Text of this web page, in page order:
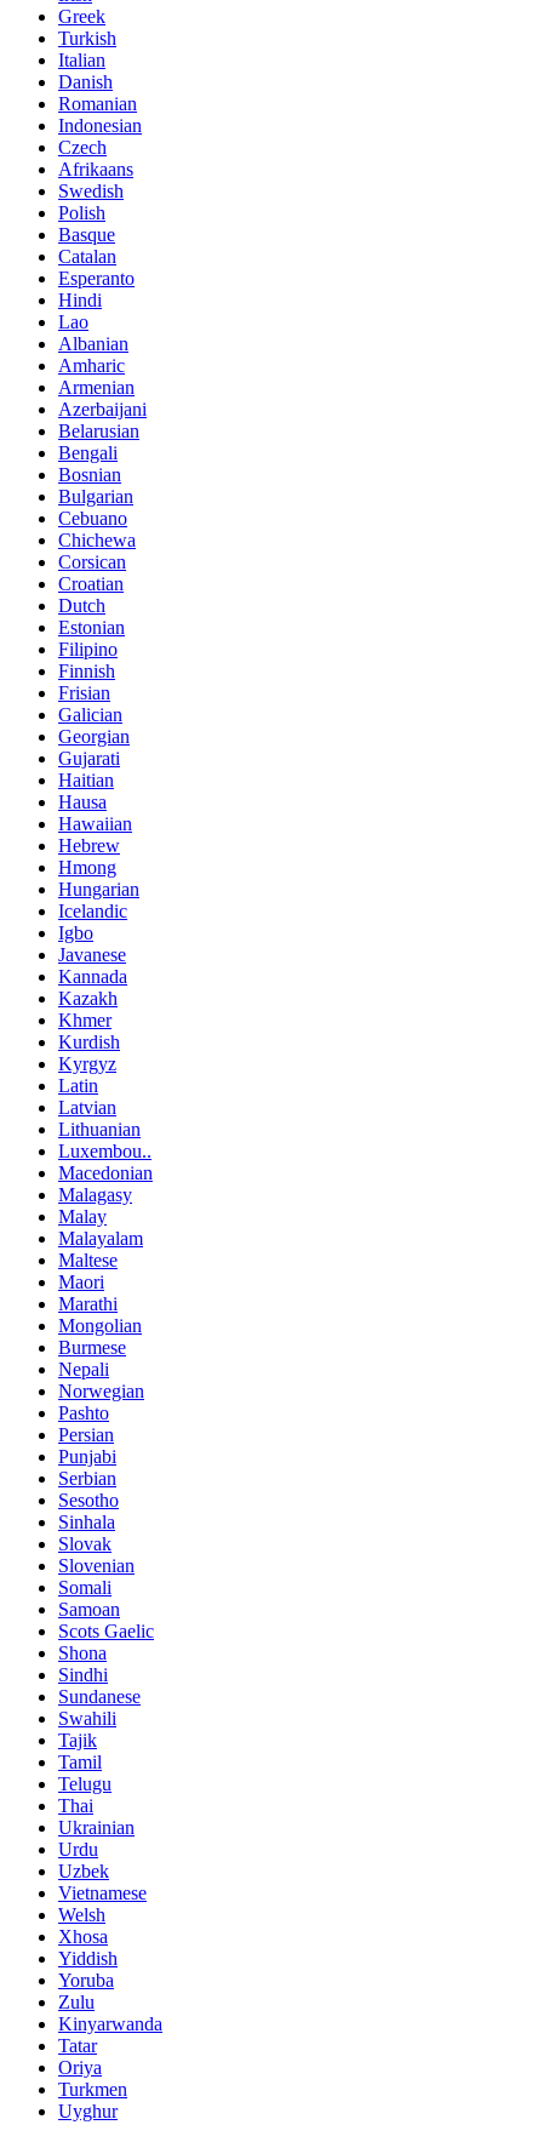
Greek
Turkish
Italian
Danish
Romanian
Indonesian
Czech
Afrikaans
Swedish
Polish
Basque
Catalan
Esperanto
Hindi
Lao
Albanian
Amharic
Armenian
Azerbaijani
Belarusian
Bengali
Bosnian
Bulgarian
Cebuano
Chichewa
Corsican
Croatian
Dutch
Estonian
Filipino
Finnish
Frisian
Galician
Georgian
Gujarati
Haitian
Hausa
Hawaiian
Hebrew
Hmong
Hungarian
Icelandic
Igbo
Javanese
Kannada
Kazakh
Khmer
Kurdish
Kyrgyz
Latin
Latvian
Lithuanian
Luxembou..
Macedonian
Malagasy
Malay
Malayalam
Maltese
Maori
Marathi
Mongolian
Burmese
Nepali
Norwegian
Pashto
Persian
Punjabi
Serbian
Sesotho
Sinhala
Slovak
Slovenian
Somali
Samoan
Scots Gaelic
Shona
Sindhi
Sundanese
Swahili
Tajik
Tamil
Telugu
Thai
Ukrainian
Urdu
Uzbek
Vietnamese
Welsh
Xhosa
Yiddish
Yoruba
Zulu
Kinyarwanda
Tatar
Oriya
Turkmen
Uyghur